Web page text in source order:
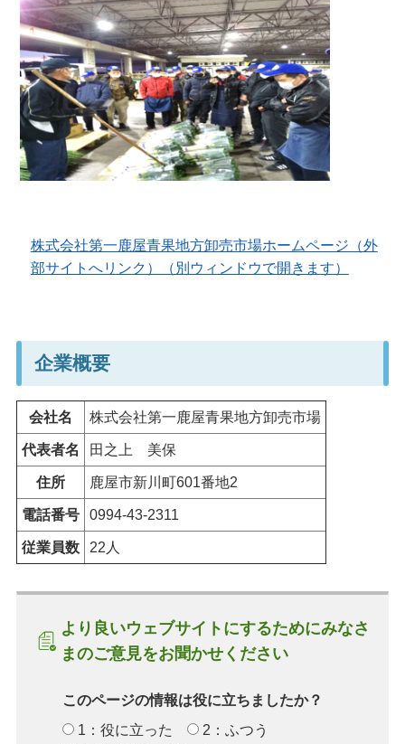
株式会社第一鹿屋青果地方卸売市場ホームページ（外
部サイトへリンク）（別ウィンドウで開きます）
企業概要
会社名 株式会社第一鹿屋青果地方卸売市場
代表者名 田之上 美保
住所 鹿屋市新川町601番地2
電話番号 0994-43-2311
従業員数 22人
より良いウェブサイトにするためにみなさ
まのご意見をお聞かせください
このページの情報は役に立ちましたか？
1：役に立った
2：ふつう